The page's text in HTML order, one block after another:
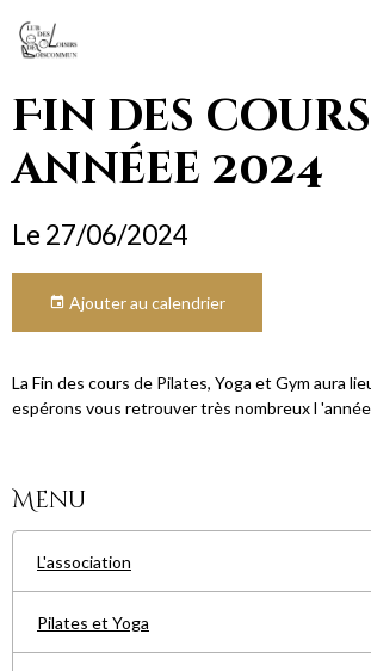
Fin des cours
annéee 2024
Le 27/06/2024
Ajouter au calendrier
La Fin des cours de Pilates, Yoga et Gym aura
espérons vous retrouver très nombreux l
Menu
L'association
Pilates et Yoga